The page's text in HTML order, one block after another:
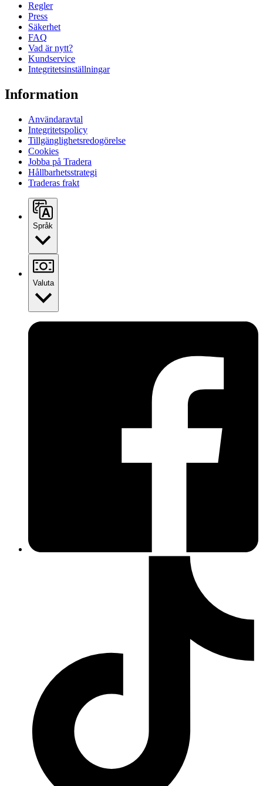
Regler
Press
Säkerhet
FAQ
Vad är nytt?
Kundservice
Integritetsinställningar
Information
Användaravtal
Integritetspolicy
Tillgänglighetsredogörelse
Cookies
Jobba på Tradera
Hållbarhetsstrategi
Traderas frakt
Språk
Valuta